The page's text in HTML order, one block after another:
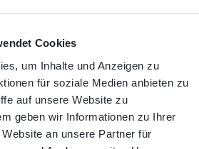
Cookies
um Inhalte und Anzeigen zu
für soziale Medien anbieten zu
auf unsere Website zu
geben wir Informationen zu Ihrer
an unsere Partner für